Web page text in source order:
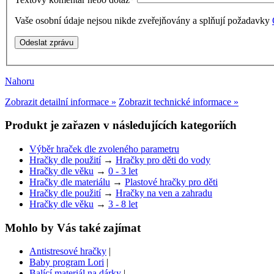
Vaše osobní údaje nejsou nikde zveřejňovány a splňují požadavky
Nahoru
Zobrazit detailní informace » Zobrazit technické informace »
Produkt je zařazen v následujících kategoriích
Výběr hraček dle zvoleného parametru
Hračky dle použití→ Hračky pro děti do vody
Hračky dle věku → 0 - 3 let
Hračky dle materiálu → Plastové hračky pro děti
Hračky dle použití→ Hračky na ven a zahradu
Hračky dle věku → 3 - 8 let
Mohlo by Vás také zajímat
Antistresové hračky |
Baby program Lori |